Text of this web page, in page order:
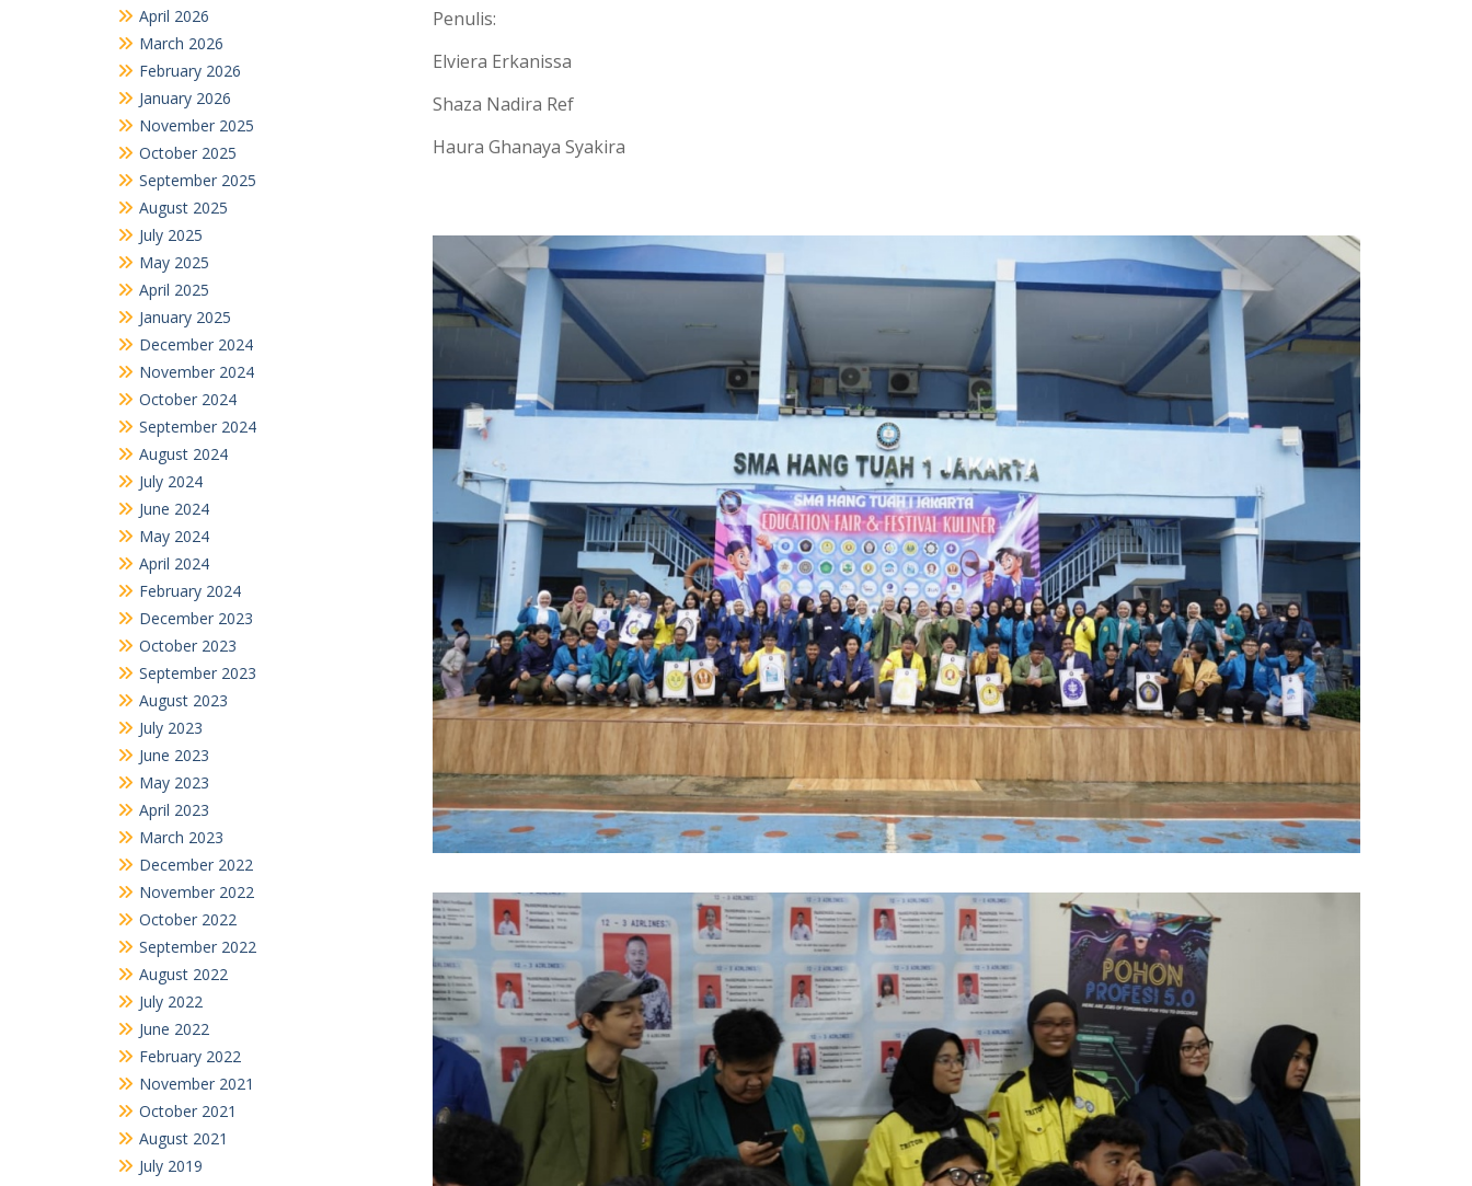
Penulis:
Elviera Erkanissa
Shaza Nadira Ref
Haura Ghanaya Syakira
April 2026
March 2026
February 2026
January 2026
November 2025
October 2025
September 2025
August 2025
July 2025
May 2025
April 2025
January 2025
December 2024
November 2024
October 2024
September 2024
August 2024
July 2024
June 2024
May 2024
April 2024
February 2024
December 2023
October 2023
September 2023
August 2023
July 2023
June 2023
May 2023
April 2023
March 2023
December 2022
November 2022
October 2022
September 2022
August 2022
July 2022
June 2022
February 2022
November 2021
October 2021
August 2021
July 2019